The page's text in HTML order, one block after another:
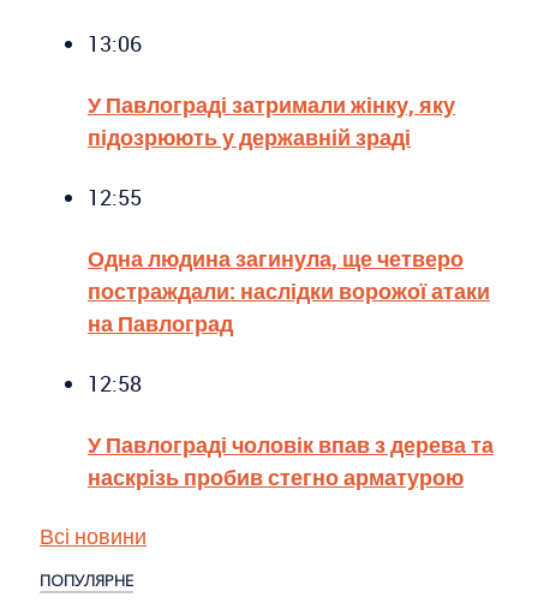
13:06
У Павлограді затримали жінку, яку
підозрюють у державній зраді
12:55
Одна людина загинула, ще четверо
постраждали: наслідки ворожої атаки
на Павлоград
12:58
У Павлограді чоловік впав з дерева та
наскрізь пробив стегно арматурою
Всі новини
ПОПУЛЯРНЕ